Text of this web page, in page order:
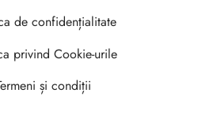
de confidențialitate
privind Cookie-urile
și condiții